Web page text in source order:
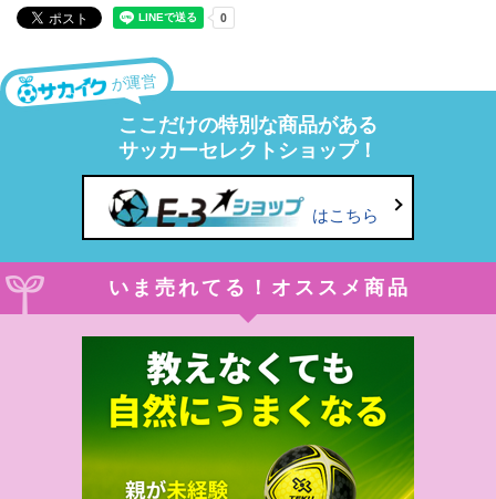
が運営
ここだけの特別な商品がある
サッカーセレクトショップ！
はこちら
いま売れてる！オススメ商品